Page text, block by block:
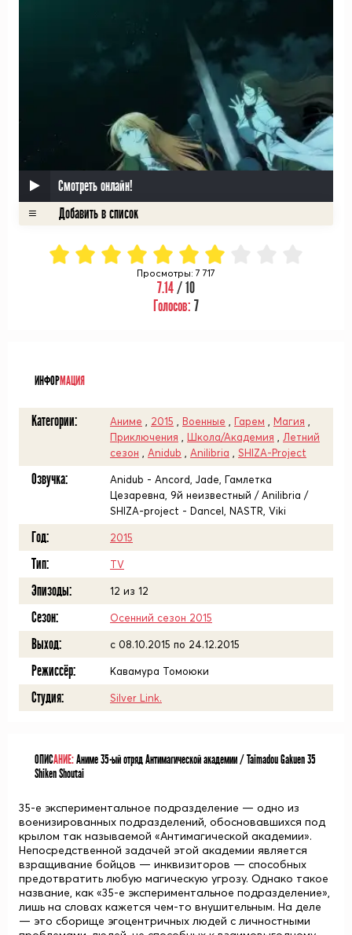
Смотреть онлайн!
Просмотры: 7 717
7.14/ 10
Голосов: 7
ИНФОРМАЦИЯ
Категории: Аниме 2015 Военные Гарем Магия
Приключения
Школа/Академия
Летний
сезон
Anidub Anilibria SHIZA-Project
Озвучка:
Anidub - Ancord, Jade, Гамлетка
Цезаревна, 9й неизвестный / Anilibria /
SHIZA-project - Dancel, NASTR, Viki
Год: 2015
Тип: TV
Эпизоды: 12 из 12
Сезон: Осенний сезон 2015
Выход: c 08.10.2015 по 24.12.2015
Режиссёр: Кавамура Томоюки
Студия: Silver Link.
ОПИСАНИЕ:Аниме 35-ый отряд Антимагической академии / Taimadou Gakuen 35
Shiken Shoutai
35-е экспериментальное подразделение — одно из
военизированных подразделений, обосновавшихся под
крылом так называемой «Антимагической академии».
Непосредственной задачей этой академии является
взращивание бойцов — инквизиторов — способных
предотвратить любую магическую угрозу. Однако такое
название, как «35-е экспериментальное подразделение»,
лишь на словах кажется чем-то внушительным. На деле
— это сборище эгоцентричных людей с личностными